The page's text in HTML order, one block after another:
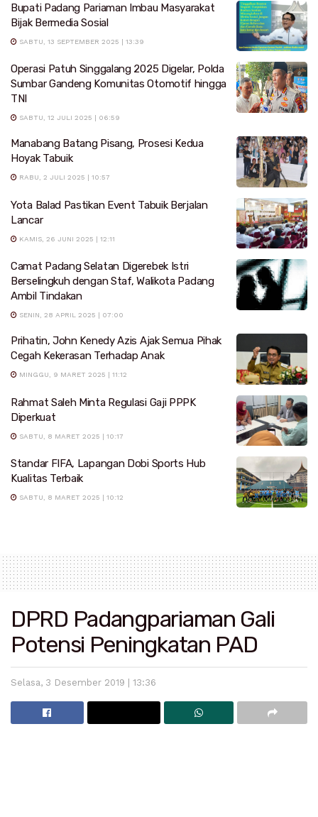
Bupati Padang Pariaman Imbau Masyarakat
Bijak Bermedia Sosial
SABTU, 13 SEPTEMBER 2025 | 13:39
Operasi Patuh Singgalang 2025 Digelar, Polda
Sumbar Gandeng Komunitas Otomotif hingga
TNI
SABTU, 12 JULI 2025 | 06:59
Manabang Batang Pisang, Prosesi Kedua
Hoyak Tabuik
RABU, 2 JULI 2025 | 10:57
Yota Balad Pastikan Event Tabuik Berjalan
Lancar
KAMIS, 26 JUNI 2025 | 12:11
Camat Padang Selatan Digerebek Istri
Berselingkuh dengan Staf, Walikota Padang
Ambil Tindakan
SENIN, 28 APRIL 2025 | 07:00
Prihatin, John Kenedy Azis Ajak Semua Pihak
Cegah Kekerasan Terhadap Anak
MINGGU, 9 MARET 2025 | 11:12
Rahmat Saleh Minta Regulasi Gaji PPPK
Diperkuat
SABTU, 8 MARET 2025 | 10:17
Standar FIFA, Lapangan Dobi Sports Hub
Kualitas Terbaik
SABTU, 8 MARET 2025 | 10:12
DPRD Padangpariaman Gali
Potensi Peningkatan PAD
Selasa, 3 Desember 2019 | 13:36